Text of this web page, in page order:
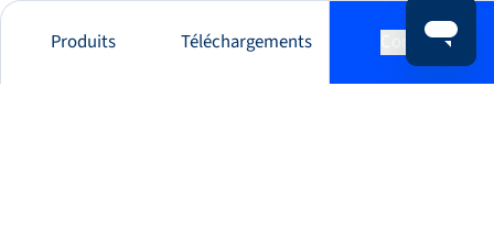
Produits Téléchargements Contact